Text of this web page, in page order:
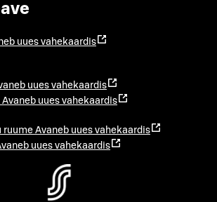
uues vahekaardis
uues vahekaardis
Avaneb uues vahekaardis
ruume Avaneb uues vahekaardis
uues vahekaardis